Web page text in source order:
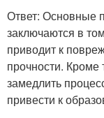
Ответ: Основные
заключаются в
приводит к
прочности. Кроме
замедлить
привести к